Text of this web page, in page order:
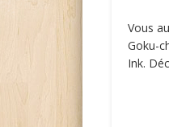
Vous
Goku-
Ink.